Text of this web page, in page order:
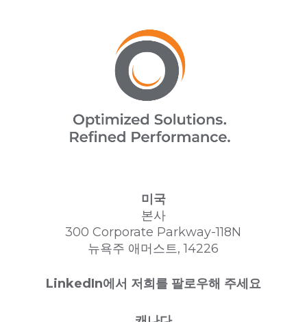
미국
본사
300 Corporate Parkway-118N
뉴욕주 애머스트, 14226
LinkedIn에서 저희를 팔로우해 주세요